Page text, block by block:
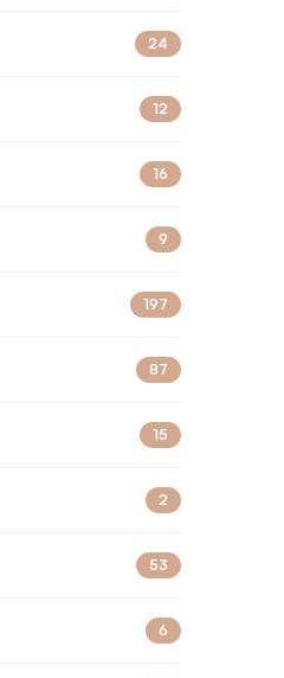
24
12
16
9
197
87
15
2
53
6